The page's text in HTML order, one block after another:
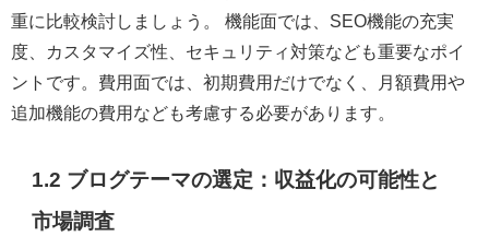
重に比較検討しましょう。 機能面では、SEO機能の充実
度、カスタマイズ性、セキュリティ対策なども重要なポイ
ントです。費用面では、初期費用だけでなく、月額費用や
追加機能の費用なども考慮する必要があります。
1.2 ブログテーマの選定：収益化の可能性と
市場調査